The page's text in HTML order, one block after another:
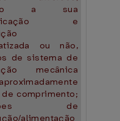
a sua
e
ou não,
de sistema de
mecânica
comprimento;
de
alimentação